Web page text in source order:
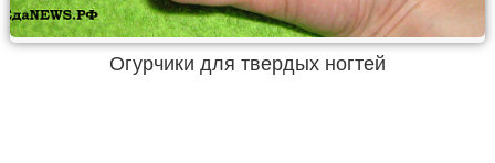
Огурчики для твердых ногтей